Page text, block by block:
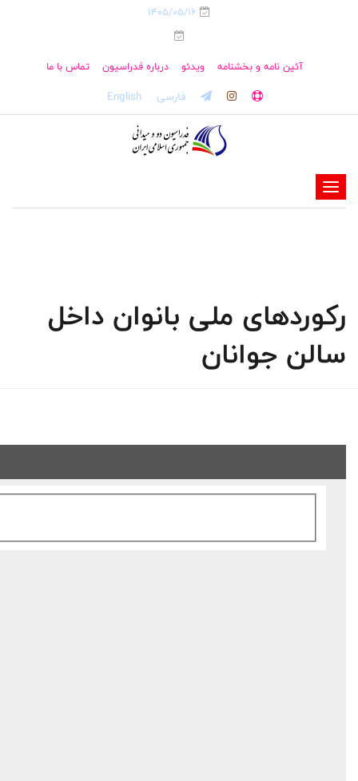
1405/05/16
آئین نامه و بخشنامه ویدئو درباره فدراسیون تماس با ما
فارسی English
-
-
-
رکوردهای ملی بانوان داخل
سالن جوانان